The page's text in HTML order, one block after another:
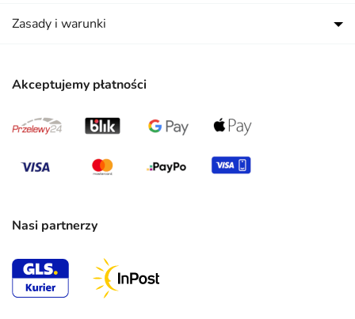
Akceptujemy płatności
Nasi partnerzy
Zasady i warunki